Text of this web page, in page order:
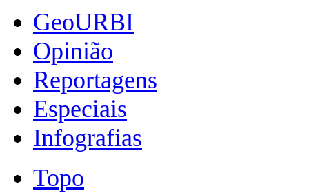
GeoURBI
Opinião
Reportagens
Especiais
Infografias
Topo